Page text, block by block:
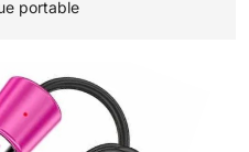
portable